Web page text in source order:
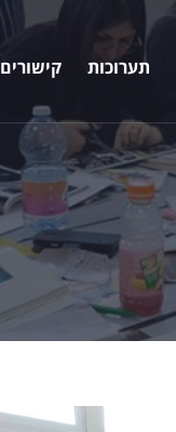
תערוכות קישורים